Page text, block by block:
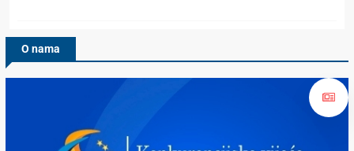
O nama